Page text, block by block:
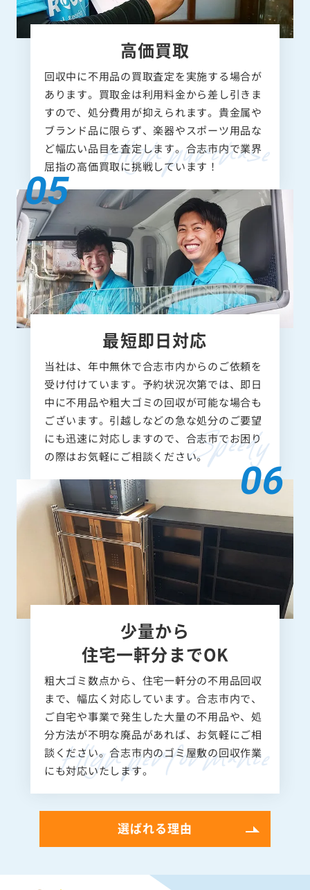
高価買取
回収中に不用品の買取査定を実施する場合が
あります。買取金は利用料金から差し引きま
すので、処分費用が抑えられます。貴金属や
ブランド品に限らず、楽器やスポーツ用品な
ど幅広い品目を査定します。合志市内で業界
屈指の高価買取に挑戦しています！
最短即日対応
当社は、年中無休で合志市内からのご依頼を
受け付けています。予約状況次第では、即日
中に不用品や粗大ゴミの回収が可能な場合も
ございます。引越しなどの急な処分のご要望
にも迅速に対応しますので、合志市でお困り
の際はお気軽にご相談ください。
少量から
住宅一軒分までOK
粗大ゴミ数点から、住宅一軒分の不用品回収
まで、幅広く対応しています。合志市内で、
ご自宅や事業で発生した大量の不用品や、処
分方法が不明な廃品があれば、お気軽にご相
談ください。合志市内のゴミ屋敷の回収作業
にも対応いたします。
選ばれる理由